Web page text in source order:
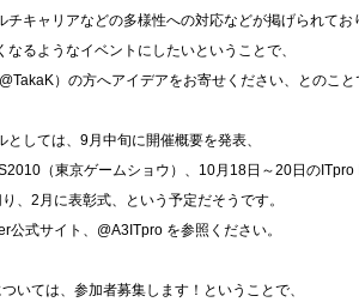
チキャリアなどの多様性への対応などが掲げられてお
るようなイベントにしたいということで、
）の方へアイデアをお寄せください、とのこ
しては、9月中旬に開催概要を発表、
（東京ゲームショウ）、10月18日～20日の
、2月に表彰式、という予定だそうです。
公式サイト、@A3ITpro を参照ください。
いては、参加者募集します！ということで、